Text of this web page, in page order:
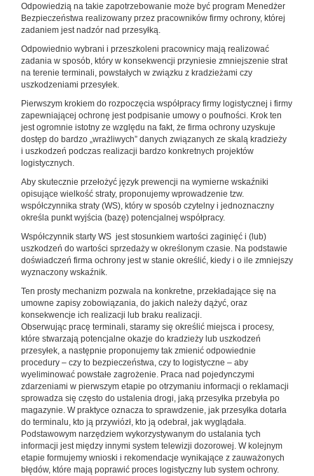
Odpowiedzią na takie zapotrzebowanie może być program Menedżer
Bezpieczeństwa realizowany przez pracowników firmy ochrony, której
zadaniem jest nadzór nad przesyłką.
Odpowiednio wybrani i przeszkoleni pracownicy mają realizować
zadania w sposób, który w konsekwencji przyniesie zmniejszenie strat
na terenie terminali, powstałych w związku z kradzieżami czy
uszkodzeniami przesyłek.
Pierwszym krokiem do rozpoczęcia współpracy firmy logistycznej i firmy
zapewniającej ochronę jest podpisanie umowy o poufności. Krok ten
jest ogromnie istotny ze względu na fakt, że firma ochrony uzyskuje
dostęp do bardzo „wrażliwych” danych związanych ze skalą kradzieży
i uszkodzeń podczas realizacji bardzo konkretnych projektów
logistycznych.
Aby skutecznie przełożyć język prewencji na wymierne wskaźniki
opisujące wielkość straty, proponujemy wprowadzenie tzw.
współczynnika straty (WS), który w sposób czytelny i jednoznaczny
określa punkt wyjścia (bazę) potencjalnej współpracy.
Współczynnik starty WS jest stosunkiem wartości zaginięć i (lub)
uszkodzeń do wartości sprzedaży w określonym czasie. Na podstawie
doświadczeń firma ochrony jest w stanie określić, kiedy i o ile zmniejszy
wyznaczony wskaźnik.
Ten prosty mechanizm pozwala na konkretne, przekładające się na
umowne zapisy zobowiązania, do jakich należy dążyć, oraz
konsekwencje ich realizacji lub braku realizacji.
Obserwując pracę terminali, staramy się określić miejsca i procesy,
które stwarzają potencjalne okazje do kradzieży lub uszkodzeń
przesyłek, a następnie proponujemy tak zmienić odpowiednie
procedury – czy to bezpieczeństwa, czy to logistyczne – aby
wyeliminować powstałe zagrożenie. Praca nad pojedynczymi
zdarzeniami w pierwszym etapie po otrzymaniu informacji o reklamacji
sprowadza się często do ustalenia drogi, jaką przesyłka przebyła po
magazynie. W praktyce oznacza to sprawdzenie, jak przesyłka dotarła
do terminalu, kto ją przywiózł, kto ją odebrał, jak wyglądała.
Podstawowym narzędziem wykorzystywanym do ustalania tych
informacji jest między innymi system telewizji dozorowej. W kolejnym
etapie formujemy wnioski i rekomendacje wynikające z zauważonych
błędów, które mają poprawić proces logistyczny lub system ochrony.